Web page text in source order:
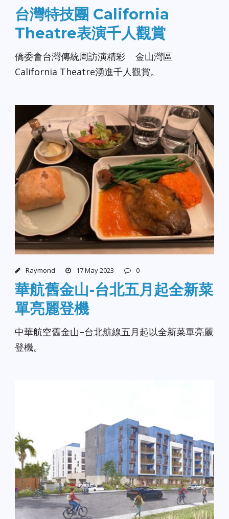
台灣特技團 California
Theatre表演千人觀賞
僑委會台灣傳統周訪演精彩 金山灣區
California Theatre湧進千人觀賞。
Raymond 17 May 2023 0
華航舊金山-台北五月起全新菜
單亮麗登機
中華航空舊金山–台北航線五月起以全新菜單亮麗
登機。